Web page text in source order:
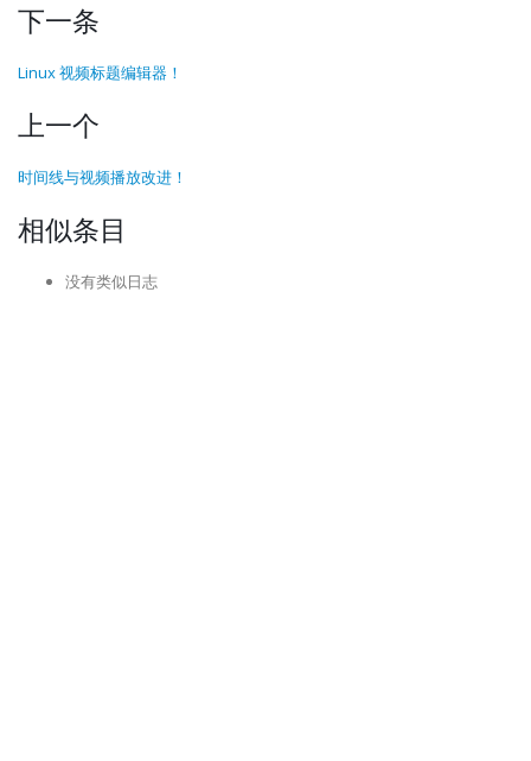
下一条
Linux 视频标题编辑器！
上一个
时间线与视频播放改进！
相似条目
没有类似日志